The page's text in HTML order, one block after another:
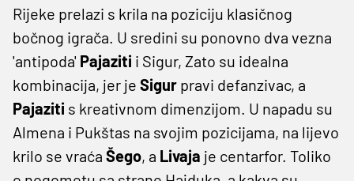
Rijeke prelazi s krila na poziciju klasičnog
bočnog igrača. U sredini su ponovno dva vezna
'antipoda' Pajaziti i Sigur, Zato su idealna
kombinacija, jer je Sigur pravi defanzivac, a
Pajaziti s kreativnom dimenzijom. U napadu su
Almena i Pukštas na svojim pozicijama, na lijevo
krilo se vraća Šego, a Livaja je centarfor. Toliko